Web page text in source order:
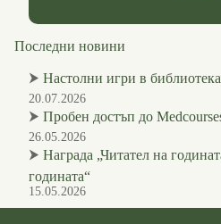
Последни новини
⮞ Настолни игри в
20.07.2026
⮞ Пробен достъп до
26.05.2026
⮞ Награда „Читател на
годината“
15.05.2026